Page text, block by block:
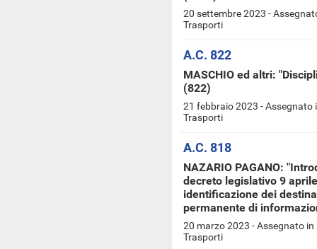
20 settembre 2023 -
Trasporti
A.C. 822
MASCHIO ed altri:
(822)
21 febbraio 2023 - Assegnato
Trasporti
A.C. 818
NAZARIO PAGANO:
decreto legislativo 9
identificazione dei
permanente di
20 marzo 2023 - Assegnato in
Trasporti